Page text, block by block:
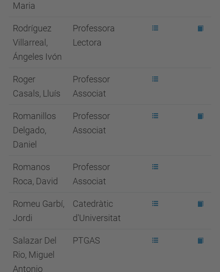
Maria
Rodríguez
Villarreal,
Ángeles Ivón
Professora
Lectora
Roger
Casals, Lluís
Professor
Associat
Romanillos
Delgado,
Daniel
Professor
Associat
Romanos
Roca, David
Professor
Associat
Romeu Garbí,
Jordi
Catedràtic
d'Universitat
Salazar Del
Rio, Miguel
Antonio
PTGAS